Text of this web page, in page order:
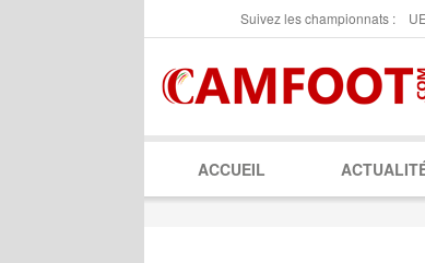
Suivez les championnats :
ACCUEIL